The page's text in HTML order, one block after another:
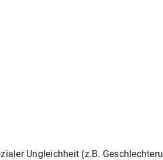
Ungleichheit (z.B.